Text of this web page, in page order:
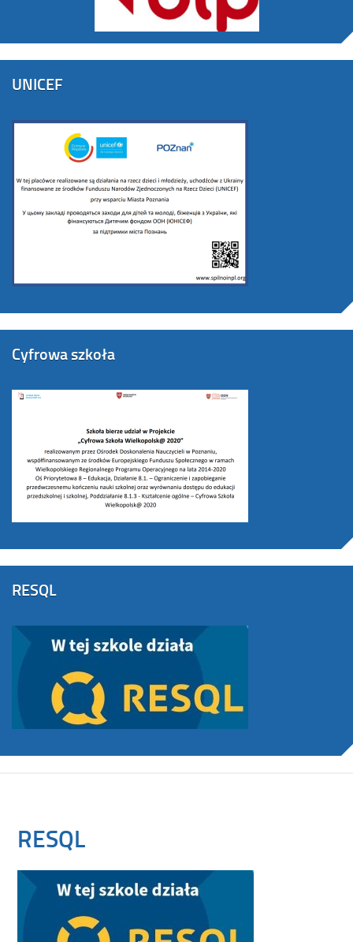
UNICEF
Cyfrowa szkoła
RESQL
RESQL